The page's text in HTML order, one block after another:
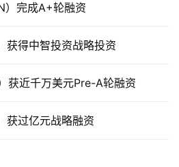
）完成A+轮融资
获得中智投资战略投资
获近千万美元Pre-A轮融资
获过亿元战略融资